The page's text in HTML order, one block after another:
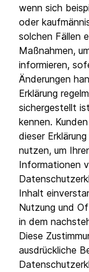
wenn sich
oder
solchen Fällen
Maßnahmen,
informieren,
Änderungen
Erklärung
sichergestellt
kennen.
dieser
nutzen, um
Informationen
Inhalt
Nutzung und
in dem
Diese
ausdrückliche